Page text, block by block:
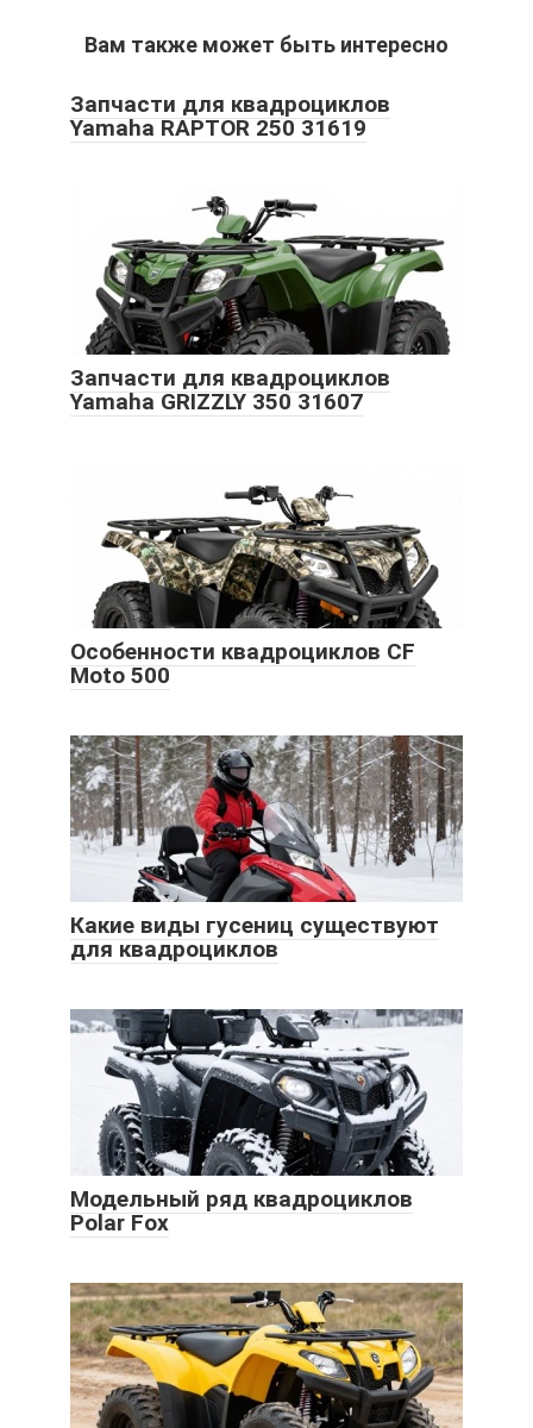
Вам также может быть интересно
Запчасти для квадроциклов
Yamaha RAPTOR 250 31619
Запчасти для квадроциклов
Yamaha GRIZZLY 350 31607
Особенности квадроциклов CF
Moto 500
Какие виды гусениц существуют
для квадроциклов
Модельный ряд квадроциклов
Polar Fox